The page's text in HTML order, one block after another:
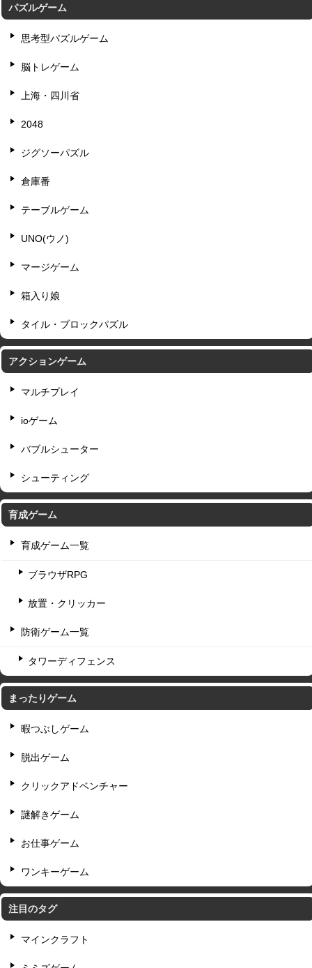
パズルゲーム
思考型パズルゲーム
脳トレゲーム
上海・四川省
2048
ジグソーパズル
倉庫番
テーブルゲーム
UNO(ウノ)
マージゲーム
箱入り娘
タイル・ブロックパズル
アクションゲーム
マルチプレイ
ioゲーム
バブルシューター
シューティング
育成ゲーム
育成ゲーム一覧
ブラウザRPG
放置・クリッカー
防衛ゲーム一覧
タワーディフェンス
まったりゲーム
暇つぶしゲーム
脱出ゲーム
クリックアドベンチャー
謎解きゲーム
お仕事ゲーム
ワンキーゲーム
注目のタグ
マインクラフト